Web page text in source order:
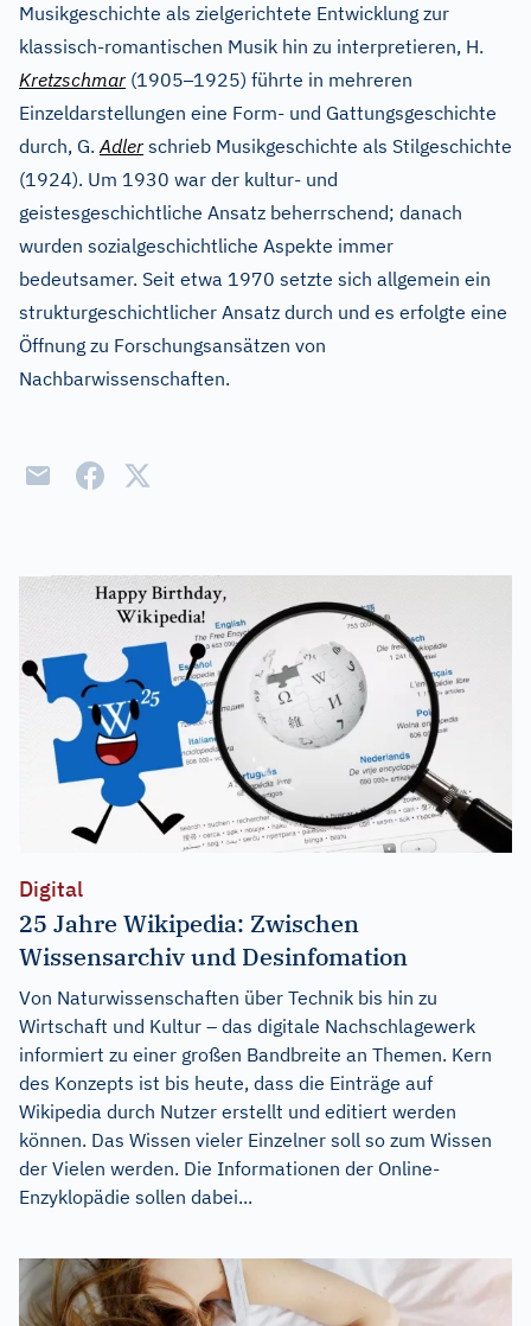
Musikgeschichte als zielgerichtete Entwicklung zur
klassisch-romantischen Musik hin zu interpretieren, H.
Kretzschmar (1905–1925) führte in mehreren
Einzeldarstellungen eine Form- und Gattungsgeschichte
durch, G.Adler schrieb Musikgeschichte als Stilgeschichte
(1924). Um 1930 war der kultur- und
geistesgeschichtliche Ansatz beherrschend; danach
wurden sozialgeschichtliche Aspekte immer
bedeutsamer. Seit etwa 1970 setzte sich allgemein ein
strukturgeschichtlicher Ansatz durch und es erfolgte eine
Öffnung zu Forschungsansätzen von
Nachbarwissenschaften.
Digital
25 Jahre Wikipedia: Zwischen
Wissensarchiv und Desinfomation
Von Naturwissenschaften über Technik bis hin zu
Wirtschaft und Kultur – das digitale Nachschlagewerk
informiert zu einer großen Bandbreite an Themen. Kern
des Konzepts ist bis heute, dass die Einträge auf
Wikipedia durch Nutzer erstellt und editiert werden
können. Das Wissen vieler Einzelner soll so zum Wissen
der Vielen werden. Die Informationen der Online-
Enzyklopädie sollen dabei...